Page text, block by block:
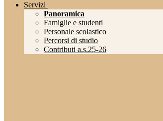
Servizi
Panoramica
Famiglie e studenti
Personale scolastico
Percorsi di studio
Contributi a.s.25-26